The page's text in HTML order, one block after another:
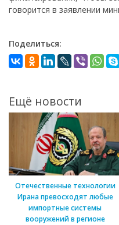
говорится в заявлении
Поделиться:
Ещё новости
Отечественные технологии
Ирана превосходят любые
импортные системы
вооружений в регионе